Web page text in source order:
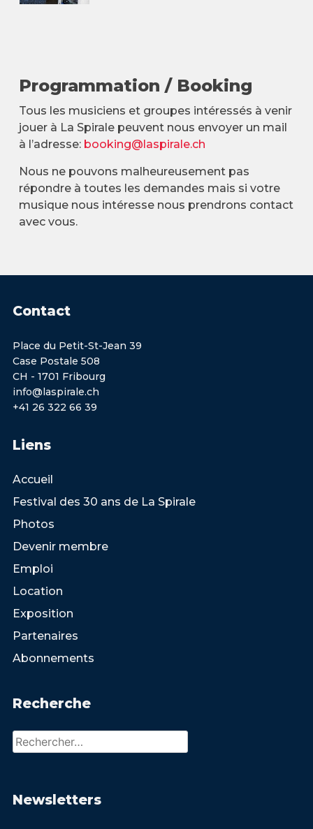
Programmation / Booking
Tous les musiciens et groupes intéressés à venir
jouer à La Spirale peuvent nous envoyer un mail
à l’adresse: booking@laspirale.ch
Nous ne pouvons malheureusement pas
répondre à toutes les demandes mais si votre
musique nous intéresse nous prendrons contact
avec vous.
Contact
Place du Petit-St-Jean 39
Case Postale 508
CH - 1701 Fribourg
info@laspirale.ch
+41 26 322 66 39
Liens
Accueil
Festival des 30 ans de La Spirale
Photos
Devenir membre
Emploi
Location
Exposition
Partenaires
Abonnements
Recherche
Rechercher :
Newsletters